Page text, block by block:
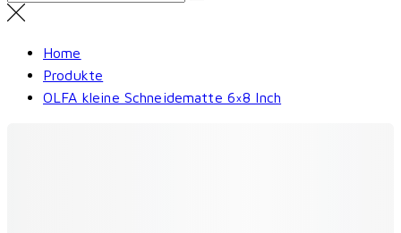
for:
Home
Produkte
OLFA kleine Schneidematte 6×8 Inch